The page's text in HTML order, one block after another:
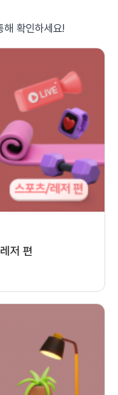
확인하세요!
저 편